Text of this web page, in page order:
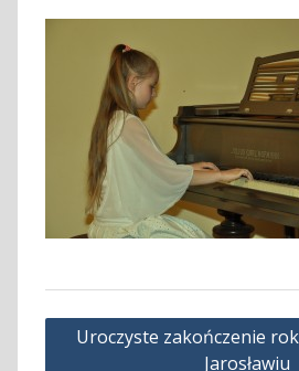
Nawigacja
Uroczyste zakończenie
Jarosławiu